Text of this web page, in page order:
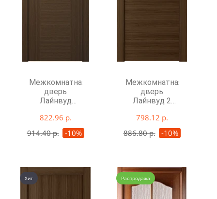
Межкомнатная
дверь
Лайнвуд
822.96 р.
914.40 р.
-10%
Межкомнатная
дверь
Лайнвуд 2
798.12 р.
886.80 р.
-10%
Хит Распродажа